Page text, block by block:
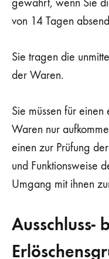
von 14 Tagen
Sie tragen die
der Waren.
Sie müssen für
Waren nur
einen zur Prüfung
und Funktionsweise
Umgang mit ihnen
Ausschluss-